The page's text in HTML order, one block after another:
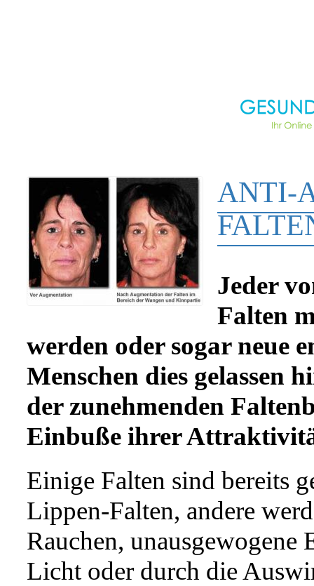
ANTI-
Jeder
Falten
werden oder sogar neue
Menschen dies gelassen
der zunehmenden
Einbuße ihrer
Einige Falten sind bereits
Lippen-Falten, andere
Rauchen,
Licht oder durch die